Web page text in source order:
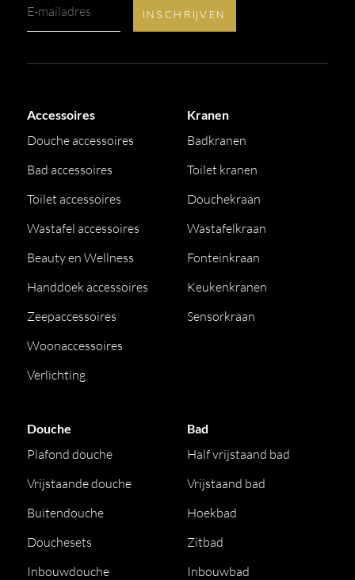
Accessoires
Douche accessoires
Bad accessoires
Toilet accessoires
Wastafel accessoires
Beauty en Wellness
Handdoek accessoires
Zeepaccessoires
Woonaccessoires
Verlichting
Kranen
Badkranen
Toilet kranen
Douchekraan
Wastafelkraan
Fonteinkraan
Keukenkranen
Sensorkraan
Douche
Plafond douche
Vrijstaande douche
Buitendouche
Douchesets
Inbouwdouche
Bad
Half vrijstaand bad
Vrijstaand bad
Hoekbad
Zitbad
Inbouwbad